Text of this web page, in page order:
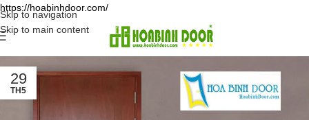
https://hoabinhdoor.com/
Skip to navigation
Skip to main content
29
TH5